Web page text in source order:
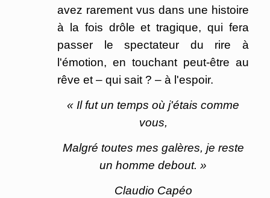
avez rarement vus dans une histoire
à la fois drôle et tragique, qui fera
passer le spectateur du rire à
l'émotion, en touchant peut-être au
rêve et – qui sait ? – à l'espoir.
« Il fut un temps où j'étais comme
vous,
Malgré toutes mes galères, je reste
un homme debout. »
Claudio Capéo